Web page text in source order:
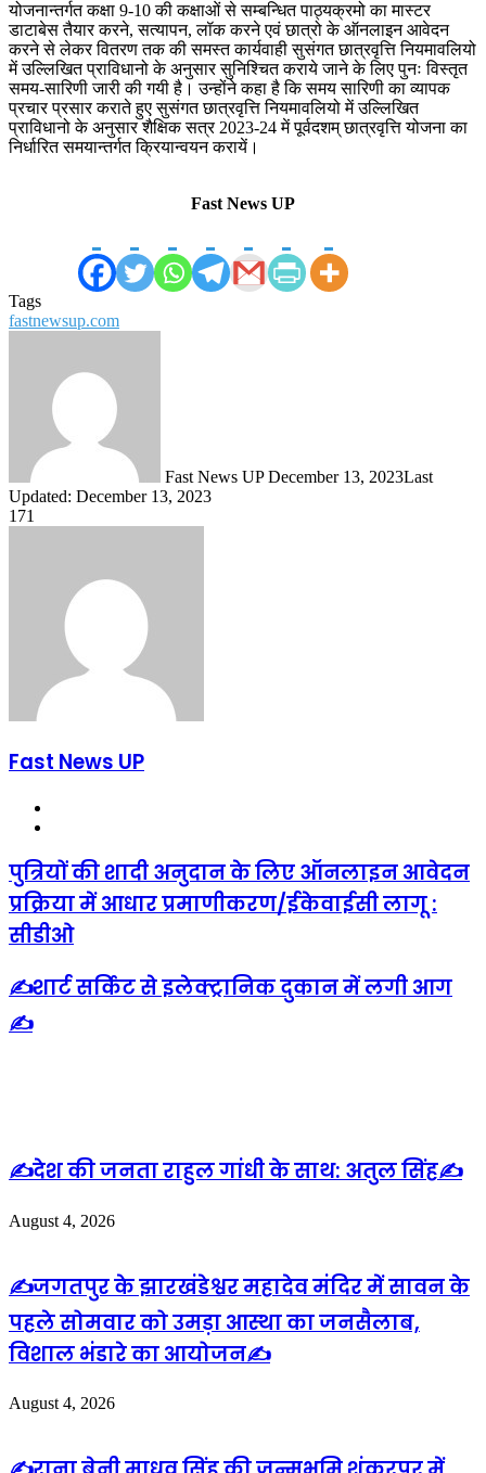
योजनान्तर्गत कक्षा 9-10 की कक्षाओं से सम्बन्धित पाठ्यक्रमो का मास्टर
डाटाबेस तैयार करने, सत्यापन, लॉक करने एवं छात्रो के ऑनलाइन आवेदन
करने से लेकर वितरण तक की समस्त कार्यवाही सुसंगत छात्रवृत्ति नियमावलियो
में उल्लिखित प्राविधानो के अनुसार सुनिश्चित कराये जाने के लिए पुनः विस्तृत
समय-सारिणी जारी की गयी है। उन्होंने कहा है कि समय सारिणी का व्यापक
प्रचार प्रसार कराते हुए सुसंगत छात्रवृत्ति नियमावलियो में उल्लिखित
प्राविधानो के अनुसार शैक्षिक सत्र 2023-24 में पूर्वदशम् छात्रवृत्ति योजना का
निर्धारित समयान्तर्गत क्रियान्वयन करायें।
Fast News UP
Tags
fastnewsup.com
Fast News UP December 13, 2023Last
Updated: December 13, 2023
171
Fast News UP
पुत्रियों की शादी अनुदान के लिए ऑनलाइन आवेदन
प्रक्रिया में आधार प्रमाणीकरण/ईकेवाईसी लागू :
सीडीओ
✍️शार्ट सर्किट से इलेक्ट्रानिक दुकान में लगी आग
✍️
✍️देश की जनता राहुल गांधी के साथ: अतुल सिंह✍️
August 4, 2026
✍️जगतपुर के झारखंडेश्वर महादेव मंदिर में सावन के
पहले सोमवार को उमड़ा आस्था का जनसैलाब,
विशाल भंडारे का आयोजन✍️
August 4, 2026